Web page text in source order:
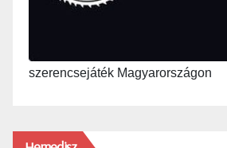
szerencsejáték Magyarországon